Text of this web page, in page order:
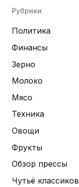
Рубрики
Политика
Финансы
Зерно
Молоко
Мясо
Техника
Овощи
Фрукты
Обзор прессы
Чутьё классиков